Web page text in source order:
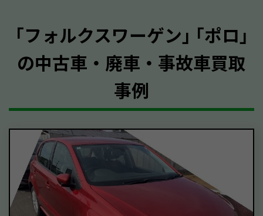
｢フォルクスワーゲン｣ ｢ポロ｣
の中古車・廃車・事故車買取
事例